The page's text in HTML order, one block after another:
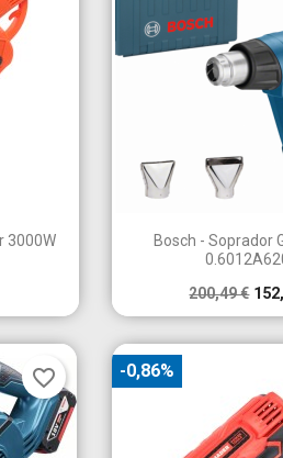
3000W
Vista
Bosch - Soprador
200,49 €
favorite_border -0,86%